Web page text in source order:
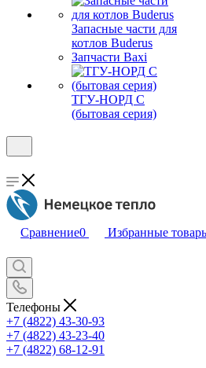
Запасные части для
котлов Buderus
Запчасти Baxi
ТГУ-НОРД С
(бытовая серия)
Сравнение0 Избранные
Телефоны
+7 (4822) 43-30-93
+7 (4822) 43-23-40
+7 (4822) 68-12-91